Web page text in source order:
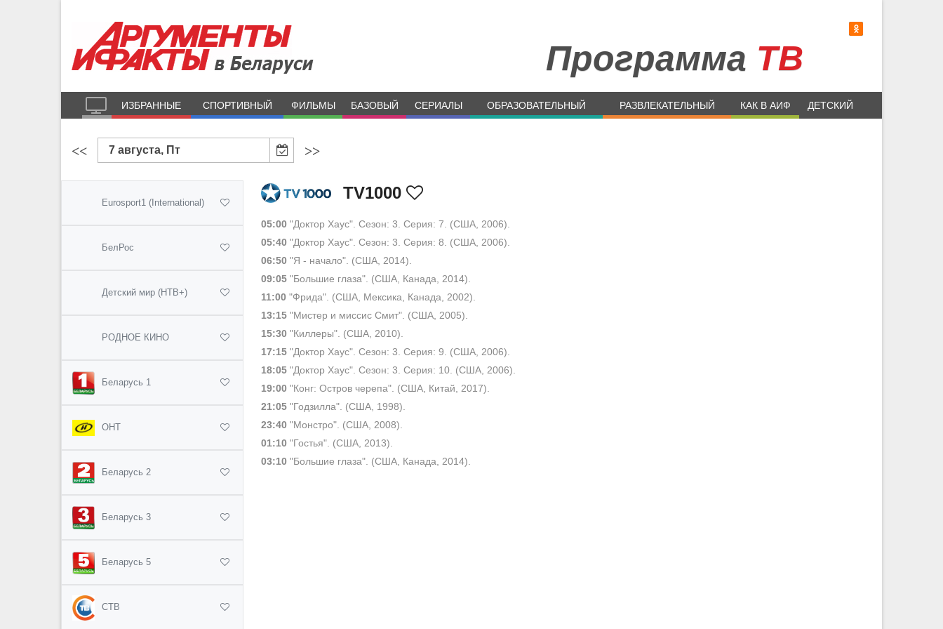
Программа ТВ
ИЗБРАННЫЕ СПОРТИВНЫЙ ФИЛЬМЫ БАЗОВЫЙ СЕРИАЛЫ ОБРАЗОВАТЕЛЬНЫЙ РАЗВЛЕКАТЕЛЬНЫЙ КАК В АИФ ДЕТСКИЙ
<< 7 августа, Пт >>
Eurosport1 (International)
БелРос
Детский мир (НТВ+)
РОДНОЕ КИНО
Беларусь 1
ОНТ
Беларусь 2
Беларусь 3
Беларусь 5
СТВ
TV1000
05:00 "Доктор Хаус". Сезон: 3. Серия: 7. (США, 2006).
05:40 "Доктор Хаус". Сезон: 3. Серия: 8. (США, 2006).
06:50 "Я - начало". (США, 2014).
09:05 "Большие глаза". (США, Канада, 2014).
11:00 "Фрида". (США, Мексика, Канада, 2002).
13:15 "Мистер и миссис Смит". (США, 2005).
15:30 "Киллеры". (США, 2010).
17:15 "Доктор Хаус". Сезон: 3. Серия: 9. (США, 2006).
18:05 "Доктор Хаус". Сезон: 3. Серия: 10. (США, 2006).
19:00 "Конг: Остров черепа". (США, Китай, 2017).
21:05 "Годзилла". (США, 1998).
23:40 "Монстро". (США, 2008).
01:10 "Гостья". (США, 2013).
03:10 "Большие глаза". (США, Канада, 2014).